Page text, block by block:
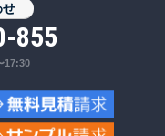
せ
855
17:30